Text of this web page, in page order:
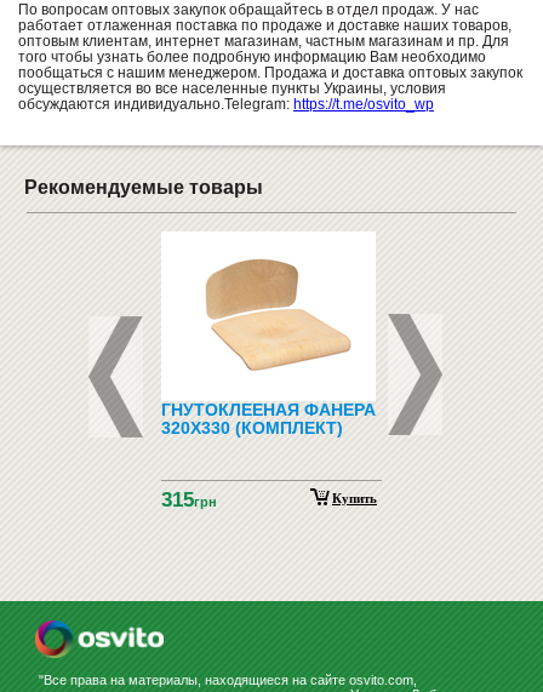
По вопросам оптовых закупок обращайтесь в отдел продаж. У нас
работает отлаженная поставка по продаже и доставке наших товаров,
оптовым клиентам, интернет магазинам, частным магазинам и пр. Для
того чтобы узнать более подробную информацию Вам необходимо
пообщаться с нашим менеджером. Продажа и доставка оптовых закупок
осуществляется во все населенные пункты Украины, условия
обсуждаются индивидуально.Telegram: https://t.me/osvito_wp
Рекомендуемые товары
НА МЕСЯЦ СУХ.-
ГНУТОКЛЕЕНАЯ ФАНЕРА
320Х330 (КОМПЛЕКТ)
315грн Купить
НАБОР ДЛЯ
"Все права на материалы, находящиеся на сайте osvito.com,